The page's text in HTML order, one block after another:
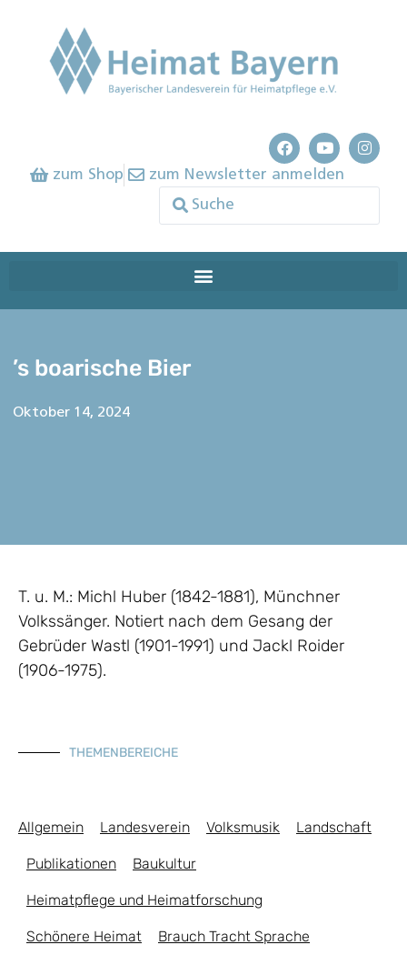
zum Shop zum Newsletter anmelden
’s boarische Bier
Oktober 14, 2024
T. u. M.: Michl Huber (1842-1881), Münchner
Volkssänger. Notiert nach dem Gesang der
Gebrüder Wastl (1901-1991) und Jackl Roider
(1906-1975).
THEMENBEREICHE
Allgemein Landesverein Volksmusik Landschaft
Publikationen Baukultur
Heimatpflege und Heimatforschung
Schönere Heimat Brauch Tracht Sprache